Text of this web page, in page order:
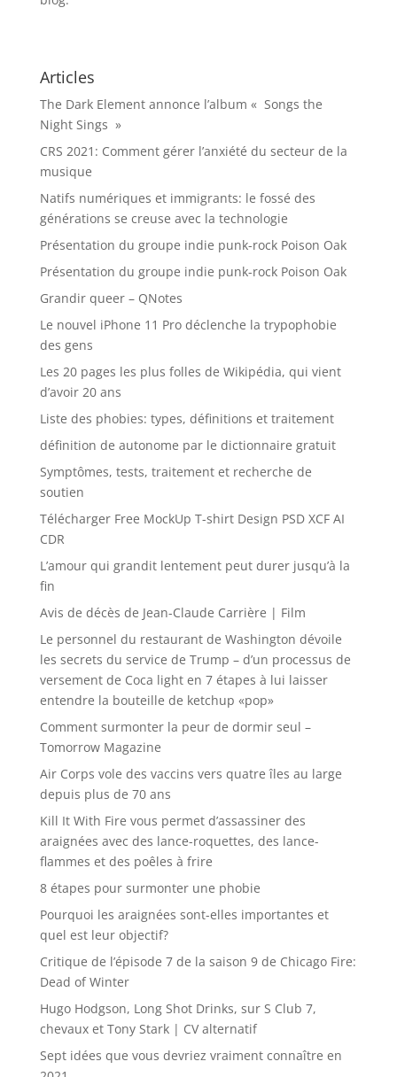
Articles
The Dark Element annonce l’album « Songs the
Night Sings »
CRS 2021: Comment gérer l’anxiété du secteur de la
musique
Natifs numériques et immigrants: le fossé des
générations se creuse avec la technologie
Présentation du groupe indie punk-rock Poison Oak
Présentation du groupe indie punk-rock Poison Oak
Grandir queer – QNotes
Le nouvel iPhone 11 Pro déclenche la trypophobie
des gens
Les 20 pages les plus folles de Wikipédia, qui vient
d’avoir 20 ans
Liste des phobies: types, définitions et traitement
définition de autonome par le dictionnaire gratuit
Symptômes, tests, traitement et recherche de
soutien
Télécharger Free MockUp T-shirt Design PSD XCF AI
CDR
L’amour qui grandit lentement peut durer jusqu’à la
fin
Avis de décès de Jean-Claude Carrière | Film
Le personnel du restaurant de Washington dévoile
les secrets du service de Trump – d’un processus de
versement de Coca light en 7 étapes à lui laisser
entendre la bouteille de ketchup «pop»
Comment surmonter la peur de dormir seul –
Tomorrow Magazine
Air Corps vole des vaccins vers quatre îles au large
depuis plus de 70 ans
Kill It With Fire vous permet d’assassiner des
araignées avec des lance-roquettes, des lance-
flammes et des poêles à frire
8 étapes pour surmonter une phobie
Pourquoi les araignées sont-elles importantes et
quel est leur objectif?
Critique de l’épisode 7 de la saison 9 de Chicago Fire:
Dead of Winter
Hugo Hodgson, Long Shot Drinks, sur S Club 7,
chevaux et Tony Stark | CV alternatif
Sept idées que vous devriez vraiment connaître en